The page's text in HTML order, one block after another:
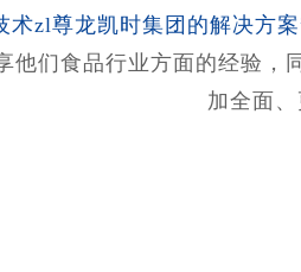
术zl尊龙凯时集团的解决方案
他们食品行业方面的经验
加全面、